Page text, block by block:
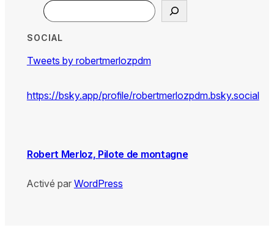
Search
SOCIAL
Tweets by robertmerlozpdm
https://bsky.app/profile/robertmerlozpdm.bsky.social
Robert Merloz, Pilote de montagne
Activé par WordPress